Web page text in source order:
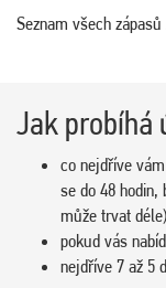
Seznam všech
Jak probíhá
co nejdříve
se do 48
může trvat déle)
pokud vás
nejdříve 7 až 5